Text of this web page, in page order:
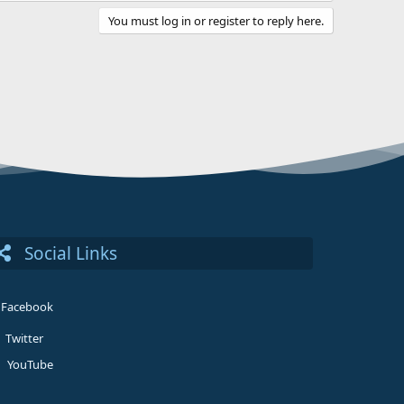
You must log in or register to reply here.
Social Links
Facebook
Twitter
YouTube